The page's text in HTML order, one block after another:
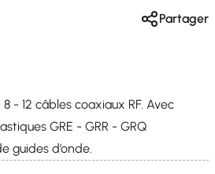
Partager
- 12 câbles coaxiaux RF. Avec
GRE - GRR - GRQ
guides d’onde.